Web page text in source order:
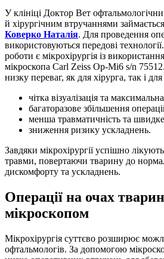
У клініці Доктор Вет
й хірургічним втручаннями
Коверко Наталія. Для проведення
використовуються передові
роботи є мікрохірургія із
мікроскопа Carl Zeiss Op-Mi6 s/n
низку переваг, як для хірурга, так і
чітка візуалізація та
багаторазове збільшення
менша травматичність та
зниження ризику ускладнень.
Завдяки мікрохірургії успішно
травми, повертаючи тварину до
дискомфорту та ускладнень.
Операції на очах
мікроскопом
Мікрохірургія суттєво розширює
офтальмологів. За допомогою